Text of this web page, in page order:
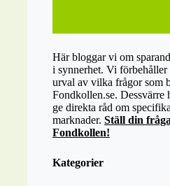
Här bloggar vi om
i synnerhet. Vi förbehåller
urval av vilka frågor som
Fondkollen.se.
ge direkta råd om
marknader. Ställ din
Fondkollen!
Kategorier